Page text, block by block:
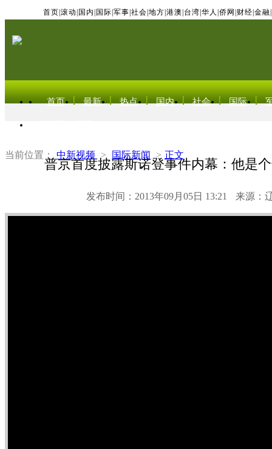
首页 滚动 国内 国际 军事 社会 地方 港澳 台湾 华人 侨网 财经 金融
首页 最新 热点 国内 社会 国际
当前位置： 中新视频 > 国际新闻 > 正文
普京首度披露斯诺登事件内幕：他是
发布时间：2013年09月05日 13:21 来源：